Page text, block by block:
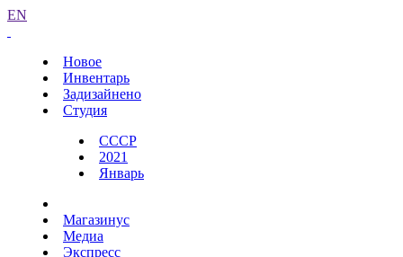
EN
Новое
Инвентарь
Задизайнено
Студия
СССР
2021
Январь
Магазинус
Медиа
Экспресс